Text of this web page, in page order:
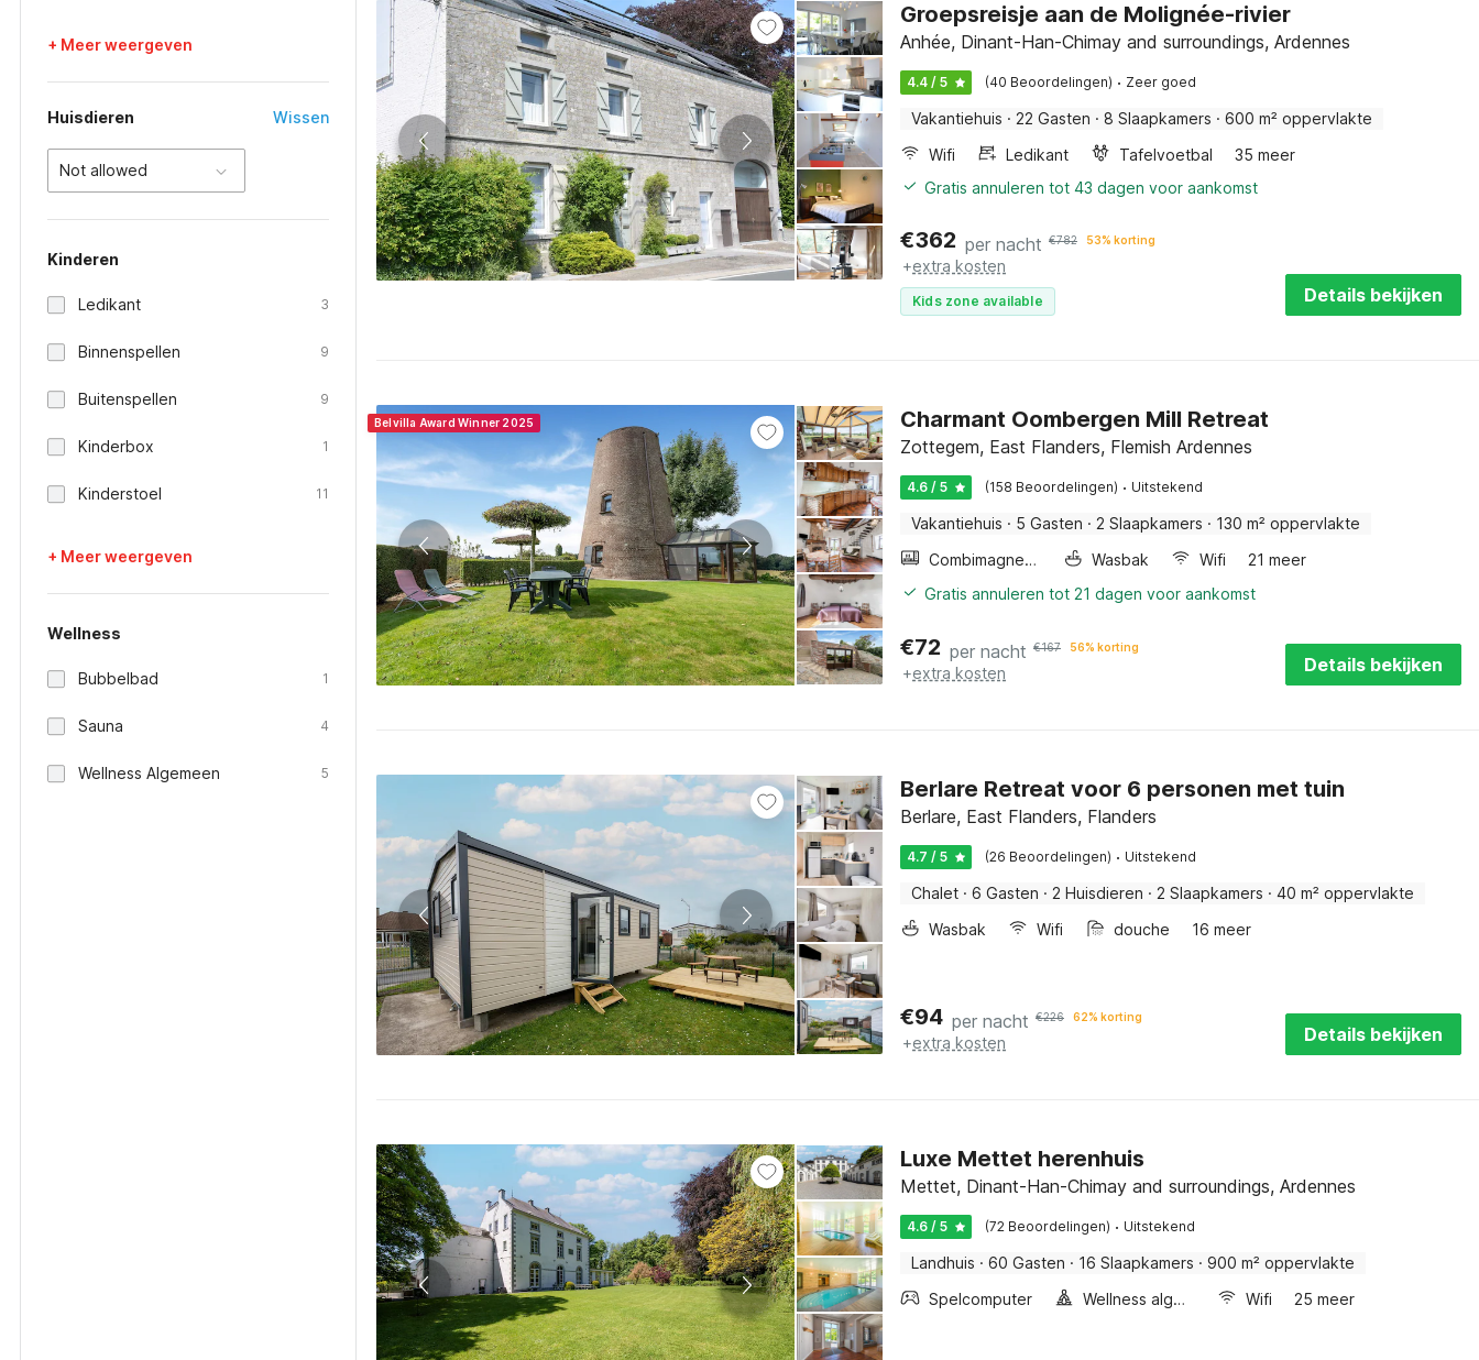
+ Meer weergeven
Huisdieren Wissen
Not allowed
Kinderen
Ledikant 3
Binnenspellen 9
Buitenspellen 9
Kinderbox 1
Kinderstoel 11
+ Meer weergeven
Wellness
Bubbelbad 1
Sauna 4
Wellness Algemeen 5
Groepsreisje aan de Molignée-rivier
Anhée, Dinant-Han-Chimay and surroundings, Ardennes
4.4 / 5 (40 Beoordelingen) · Zeer goed
Vakantiehuis · 22 Gasten · 8 Slaapkamers · 600 m² oppervlakte
Wifi
Ledikant Tafelvoetbal
35 meer
Gratis annuleren tot 43 dagen voor aankomst
€362 per nacht €782 53% korting
+extra kosten
Kids zone available Details bekijken
Belvilla Award Winner 2025 Charmant Oombergen Mill Retreat
Zottegem, East Flanders, Flemish Ardennes
4.6 / 5 (158 Beoordelingen) · Uitstekend
Vakantiehuis · 5 Gasten · 2 Slaapkamers · 130 m² oppervlakte
Combimagnetron
Wasbak Wifi
21 meer
Gratis annuleren tot 21 dagen voor aankomst
€72 per nacht €167 56% korting
+extra kosten Details bekijken
Berlare Retreat voor 6 personen met tuin
Berlare, East Flanders, Flanders
4.7 / 5 (26 Beoordelingen) · Uitstekend
Chalet · 6 Gasten · 2 Huisdieren · 2 Slaapkamers · 40 m² oppervlakte
Wasbak
Wifi douche 16 meer
€94 per nacht €226 62% korting
+extra kosten Details bekijken
Luxe Mettet herenhuis
Mettet, Dinant-Han-Chimay and surroundings, Ardennes
4.6 / 5 (72 Beoordelingen) · Uitstekend
Landhuis · 60 Gasten · 16 Slaapkamers · 900 m² oppervlakte
Spelcomputer
Wellness algemeen Wifi 25 meer